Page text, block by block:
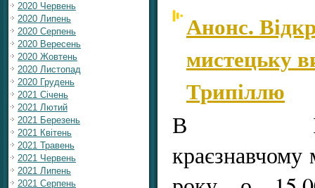
2020 Червень
2020 Липень
2020 Серпень
2020 Вересень
2020 Жовтень
2020 Листопад
2020 Грудень
2021 Січень
2021 Лютий
2021 Березень
2021 Квітень
2021 Травень
2021 Червень
2021 Липень
2021 Серпень
Анонс.
мистецьку
Трипіллю
В Івано-
краєзнавчому